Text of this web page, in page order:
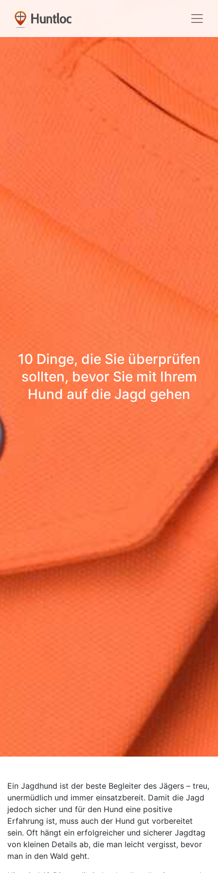
10 Dinge, die Sie überprüfen
sollten, bevor Sie mit Ihrem
Hund auf die Jagd gehen
Ein Jagdhund ist der beste Begleiter des Jägers – treu,
unermüdlich und immer einsatzbereit. Damit die Jagd
jedoch sicher und für den Hund eine positive
Erfahrung ist, muss auch der Hund gut vorbereitet
sein. Oft hängt ein erfolgreicher und sicherer Jagdtag
von kleinen Details ab, die man leicht vergisst, bevor
man in den Wald geht.